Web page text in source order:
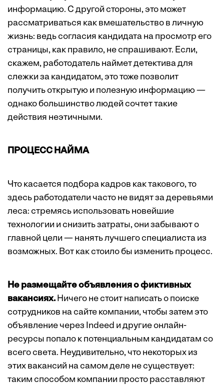
информацию. С другой стороны, это может
рассматриваться как вмешательство в личную
жизнь: ведь согласия кандидата на просмотр его
страницы, как правило, не спрашивают. Если,
скажем, работодатель наймет детектива для
слежки за кандидатом, это тоже позволит
получить открытую и полезную информацию —
однако большинство людей сочтет такие
действия неэтичными.
ПРОЦЕСС НАЙМА
Что касается подбора кадров как такового, то
здесь работодатели часто не видят за деревьями
леса: стремясь использовать новейшие
технологии и снизить затраты, они забывают о
главной цели — нанять лучшего специалиста из
возможных. Вот как стоило бы изменить процесс.
Не размещайте объявления о фиктивных
вакансиях.Ничего не стоит написать о поиске
сотрудников на сайте компании, чтобы затем это
объявление через Indeed и другие онлайн-
ресурсы попало к потенциальным кандидатам со
всего света. Неудивительно, что некоторых из
этих вакансий на самом деле не существует:
таким способом компании просто расставляют